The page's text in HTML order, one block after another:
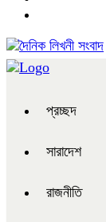
প্রচ্ছদ
সারাদেশ
রাজনীতি